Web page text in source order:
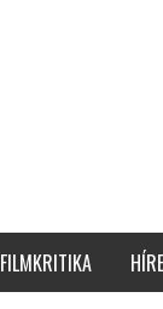
FILMKRITIKA